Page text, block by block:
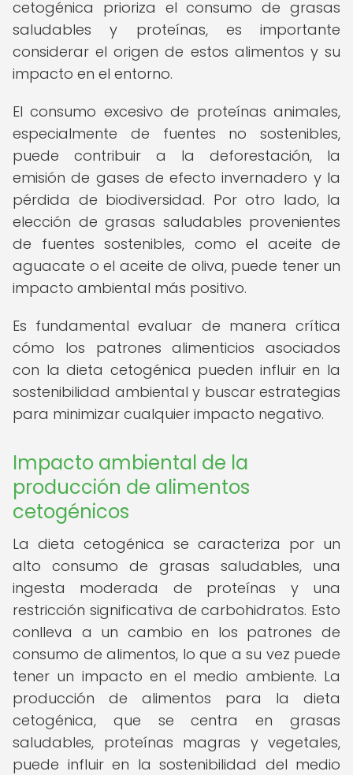
cetogénica prioriza el consumo de grasas
saludables y proteínas, es importante
considerar el origen de estos alimentos y su
impacto en el entorno.
El consumo excesivo de proteínas animales,
especialmente de fuentes no sostenibles,
puede contribuir a la deforestación, la
emisión de gases de efecto invernadero y la
pérdida de biodiversidad. Por otro lado, la
elección de grasas saludables provenientes
de fuentes sostenibles, como el aceite de
aguacate o el aceite de oliva, puede tener un
impacto ambiental más positivo.
Es fundamental evaluar de manera crítica
cómo los patrones alimenticios asociados
con la dieta cetogénica pueden influir en la
sostenibilidad ambiental y buscar estrategias
para minimizar cualquier impacto negativo.
Impacto ambiental de la
producción de alimentos
cetogénicos
La dieta cetogénica se caracteriza por un
alto consumo de grasas saludables, una
ingesta moderada de proteínas y una
restricción significativa de carbohidratos. Esto
conlleva a un cambio en los patrones de
consumo de alimentos, lo que a su vez puede
tener un impacto en el medio ambiente. La
producción de alimentos para la dieta
cetogénica, que se centra en grasas
saludables, proteínas magras y vegetales,
puede influir en la sostenibilidad del medio